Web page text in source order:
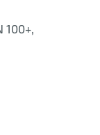
100+,